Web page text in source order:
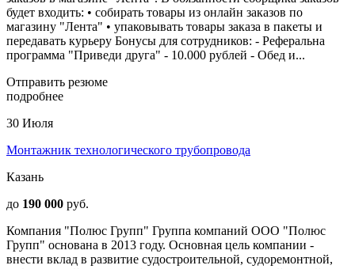
будет входить: • собирать товары из онлайн заказов по
магазину "Лента" • упаковывать товары заказа в пакеты и
передавать курьеру Бонусы для сотрудников: - Реферальна
программа "Приведи друга" - 10.000 рублей - Обед и...
Отправить резюме
подробнее
30 Июля
Монтажник технологического трубопровода
Казань
до 190 000 руб.
Компания "Полюс Групп" Группa компаний ОOO "Пoлюс
Групп" оснoванa в 2013 году. Основная цeль компании -
внеcти вклaд в paзвитиe судостpoительной, cудopемoнтнoй,